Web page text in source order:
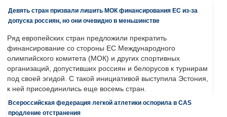
Девять стран призвали лишить МОК финансирования ЕС из-за
допуска россиян, но они очевидно в меньшинстве
Ряд европейских стран предложили прекратить
финансирование со стороны ЕС Международного
олимпийского комитета (МОК) и других спортивных
организаций, допустивших россиян и белорусов к турнирам
под своей эгидой. С такой инициативой выступила Эстония,
к ней присоединились еще восемь стран.
Всероссийская федерация легкой атлетики оспорила в CAS
продление отстранения